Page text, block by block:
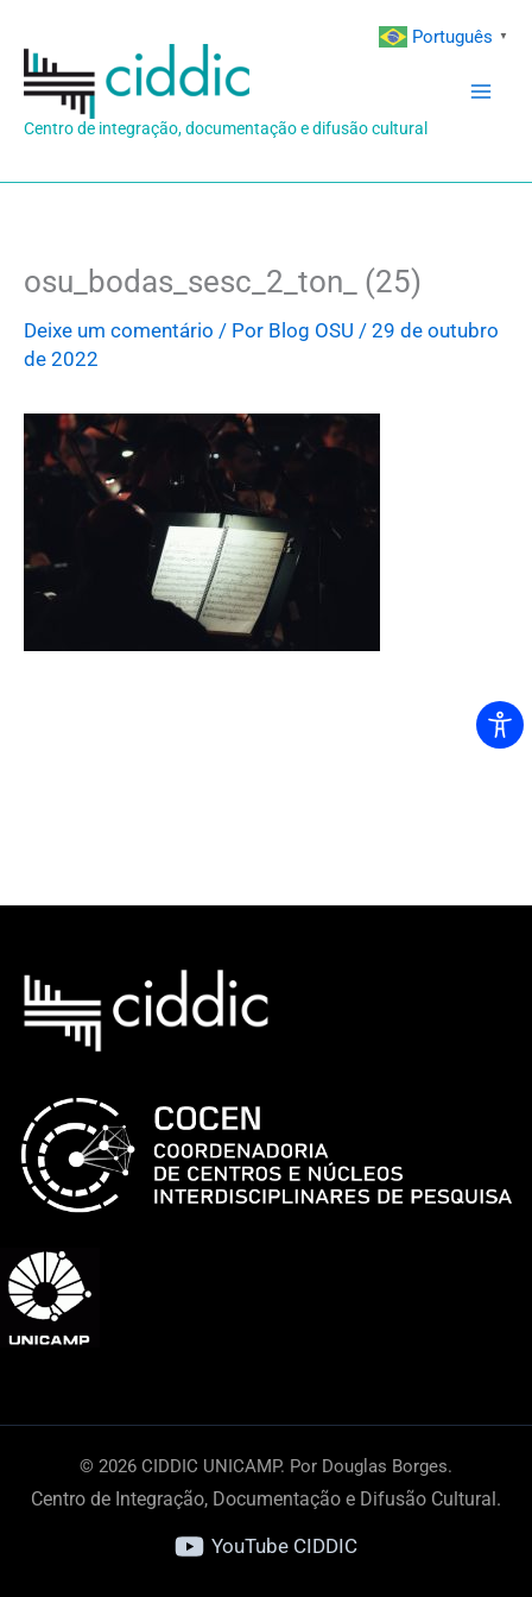
para
conteúdo
Centro de integração, documentação e difusão cultural
osu_bodas_sesc_2_ton_ (25)
Deixe um comentário / Por Blog OSU / 29 de outubro
de 2022
© 2026 CIDDIC UNICAMP. Por Douglas Borges.
Centro de Integração, Documentação e Difusão Cultural.
YouTube CIDDIC
Português ▼